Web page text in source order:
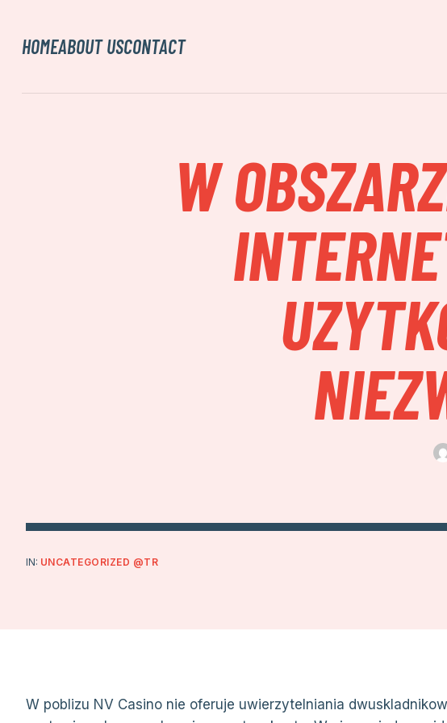
HOMEABOUT USCONTACT
W
IN: UNCATEGORIZED @TR
W poblizu NV Casino nie oferuje uwierzytelniania